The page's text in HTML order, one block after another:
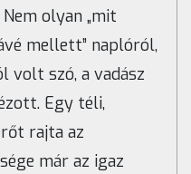
olyan „mit
mellett” naplóról,
volt szó, a vadász
Egy téli,
rajta az
már az igaz